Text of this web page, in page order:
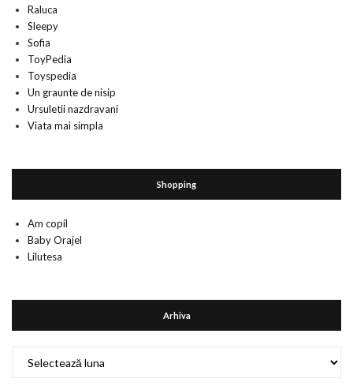
Raluca
Sleepy
Sofia
ToyPedia
Toyspedia
Un graunte de nisip
Ursuletii nazdravani
Viata mai simpla
Shopping
Am copil
Baby Orajel
Lilutesa
Arhiva